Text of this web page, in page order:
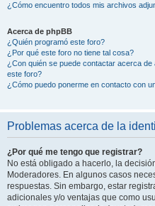
¿Cómo encuentro todos mis archivos
Acerca de phpBB
¿Quién programó este foro?
¿Por qué este foro no tiene tal cosa?
¿Con quién se puede contactar acerca
este foro?
¿Cómo puedo ponerme en contacto con
Problemas acerca de la
¿Por qué me tengo que registrar?
No está obligado a hacerlo, la
Moderadores. En algunos casos
respuestas. Sin embargo, estar
adicionales y/o ventajas que como